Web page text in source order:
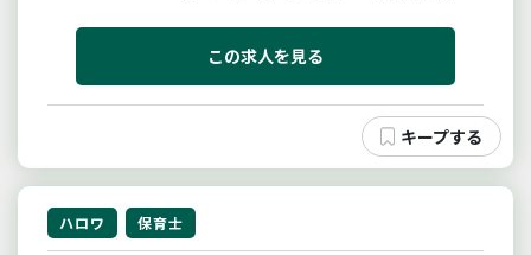
改善加算」「特別賞与」等お給料に加算があります。
＊賞与は年３回あります。＊明るく優しい先生方がお
この求人を見る
ハロワ 保育士